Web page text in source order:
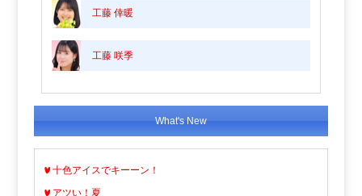
工藤 倖暖
工藤 咲季
What's New
十色アイスでキーーン！
アツい！夏